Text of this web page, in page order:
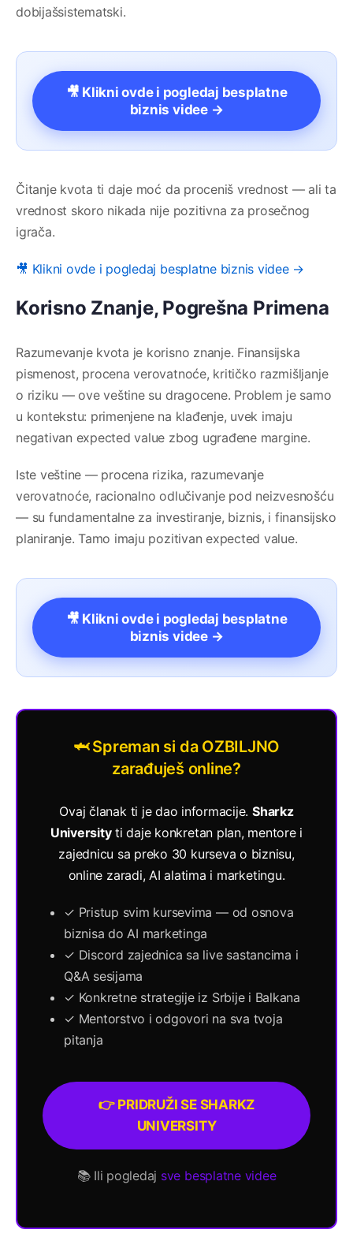
dobijašsistematski.
🎥 Klikni ovde i pogledaj besplatne
biznis videe →
Čitanje kvota ti daje moć da proceniš vrednost — ali ta
vrednost skoro nikada nije pozitivna za prosečnog
igrača.
🎥 Klikni ovde i pogledaj besplatne biznis videe →
Korisno Znanje, Pogrešna Primena
Razumevanje kvota je korisno znanje. Finansijska
pismenost, procena verovatnoće, kritičko razmišljanje
o riziku — ove veštine su dragocene. Problem je samo
u kontekstu: primenjene na klađenje, uvek imaju
negativan expected value zbog ugrađene margine.
Iste veštine — procena rizika, razumevanje
verovatnoće, racionalno odlučivanje pod neizvesnošću
— su fundamentalne za investiranje, biznis, i finansijsko
planiranje. Tamo imaju pozitivan expected value.
🎥 Klikni ovde i pogledaj besplatne
biznis videe →
🦈 Spreman si da OZBILJNO
zarađuješ online?
Ovaj članak ti je dao informacije.Sharkz
Universityti daje konkretan plan, mentore i
zajednicu sa preko 30 kurseva o biznisu,
online zaradi, AI alatima i marketingu.
✓ Pristup svim kursevima — od osnova
biznisa do AI marketinga
✓ Discord zajednica sa live sastancima i
Q&A sesijama
✓ Konkretne strategije iz Srbije i Balkana
✓ Mentorstvo i odgovori na sva tvoja
pitanja
👉 PRIDRUŽI SE SHARKZ
UNIVERSITY
📚 Ili pogledaj sve besplatne videe